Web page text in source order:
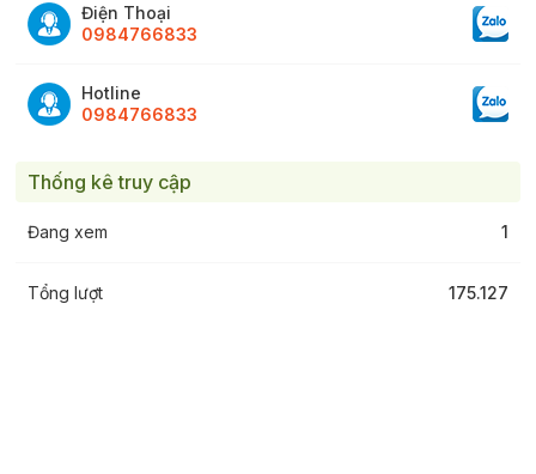
Điện Thoại
0984766833
Hotline
0984766833
Thống kê truy cập
Đang xem 1
Tổng lượt 175.127